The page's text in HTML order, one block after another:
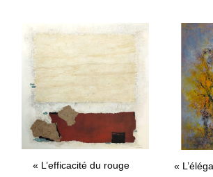
« L’efficacité du rouge «